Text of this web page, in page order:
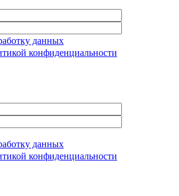
данных
конфиденциальности
данных
конфиденциальности